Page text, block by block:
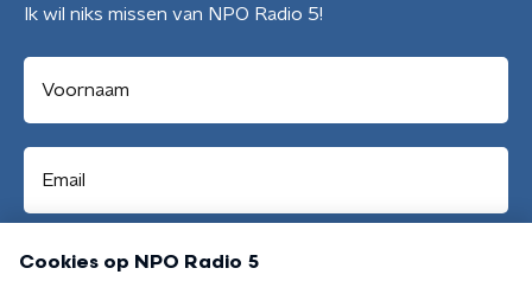
Ik wil niks missen van NPO Radio 5!
Aanmelden